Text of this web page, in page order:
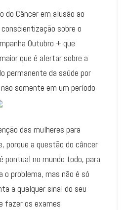
do Câncer em alusão ao
sobre o
Outubro + que
que é alertar sobre a
permanente da saúde por
somente em um período
das mulheres para
porque a questão do câncer
pontual no mundo todo, para
o problema, mas não é só
a qualquer sinal do seu
fazer os exames